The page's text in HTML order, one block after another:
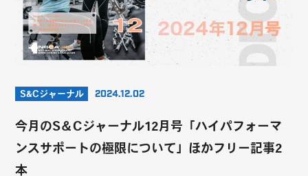
S&Cジャーナル 2024.12.02
今月のS＆Cジャーナル12月号「ハイパフォーマ
ンスサポートの極限について」ほかフリー記事2
本